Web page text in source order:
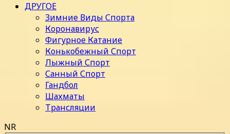
ДРУГОЕ
Зимние Виды Спорта
Коронавирус
Фигурное Катание
Конькобежный Спорт
Лыжный Спорт
Санный Спорт
Гандбол
Шахматы
Трансляции
NR